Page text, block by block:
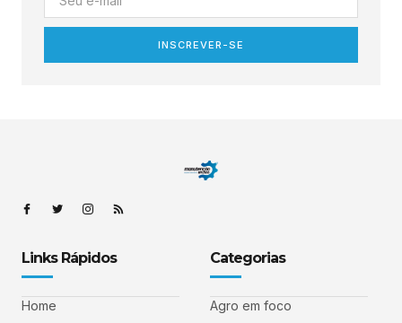
INSCREVER-SE
Links Rápidos
Home
Categorias
Agro em foco